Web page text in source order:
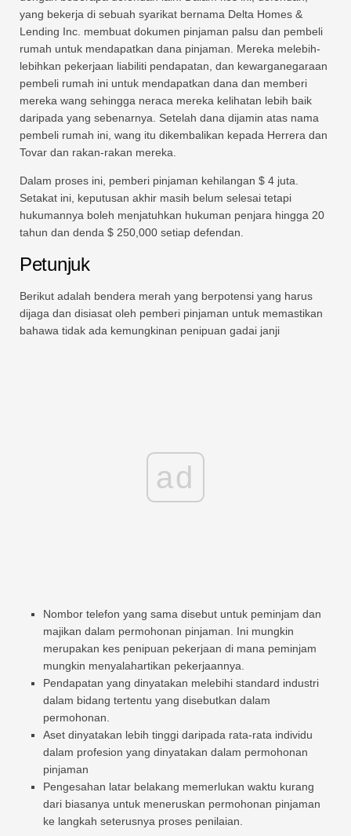
yang bekerja di sebuah syarikat bernama Delta Homes &
Lending Inc. membuat dokumen pinjaman palsu dan pembeli
rumah untuk mendapatkan dana pinjaman. Mereka melebih-
lebihkan pekerjaan liabiliti pendapatan, dan kewarganegaraan
pembeli rumah ini untuk mendapatkan dana dan memberi
mereka wang sehingga neraca mereka kelihatan lebih baik
daripada yang sebenarnya. Setelah dana dijamin atas nama
pembeli rumah ini, wang itu dikembalikan kepada Herrera dan
Tovar dan rakan-rakan mereka.
Dalam proses ini, pemberi pinjaman kehilangan $ 4 juta.
Setakat ini, keputusan akhir masih belum selesai tetapi
hukumannya boleh menjatuhkan hukuman penjara hingga 20
tahun dan denda $ 250,000 setiap defendan.
Petunjuk
Berikut adalah bendera merah yang berpotensi yang harus
dijaga dan disiasat oleh pemberi pinjaman untuk memastikan
bahawa tidak ada kemungkinan penipuan gadai janji
ad
Nombor telefon yang sama disebut untuk peminjam dan
majikan dalam permohonan pinjaman. Ini mungkin
merupakan kes penipuan pekerjaan di mana peminjam
mungkin menyalahartikan pekerjaannya.
Pendapatan yang dinyatakan melebihi standard industri
dalam bidang tertentu yang disebutkan dalam
permohonan.
Aset dinyatakan lebih tinggi daripada rata-rata individu
dalam profesion yang dinyatakan dalam permohonan
pinjaman
Pengesahan latar belakang memerlukan waktu kurang
dari biasanya untuk meneruskan permohonan pinjaman
ke langkah seterusnya proses penilaian.